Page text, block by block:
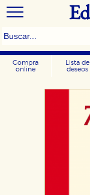
Compra
online
Lista de
deseos